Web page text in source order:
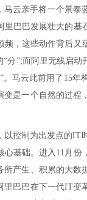
云亲手将一个景泰
里巴巴发展壮大的
，这些动作背后
分”;而阿里无线启
。马云此前用了15
是一个自然的过
控制为出发点的IT
基础。进入11月
产生、积累的大
里巴巴在下一代IT